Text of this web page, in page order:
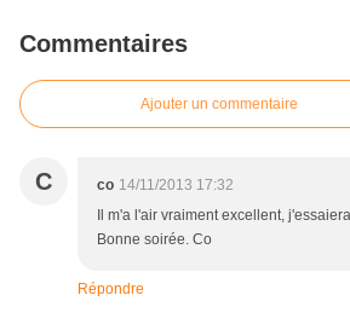
Commentaires
Ajouter un commentaire
C co 14/11/2013 17:32
Il m'a l'air vraiment excellent,
Bonne soirée. Co
Répondre